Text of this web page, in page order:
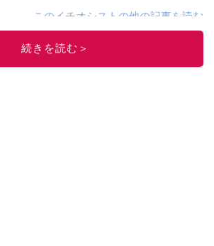
このイチオシストの他の記事を読む
続きを読む＞